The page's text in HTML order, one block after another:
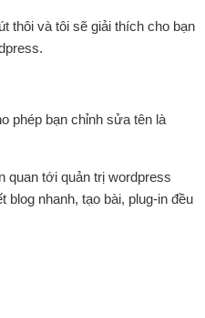
thôi và tôi sẽ giải thích cho bạn
phép bạn chỉnh sửa tên là
quan tới quản trị wordpress
nhanh, tạo bài, plug-in đều